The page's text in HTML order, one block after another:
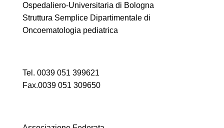
Ospedaliero-Universitaria di Bologna
Struttura Semplice Dipartimentale di
Oncoematologia pediatrica
Tel. 0039 051 399621
Fax.0039 051 309650